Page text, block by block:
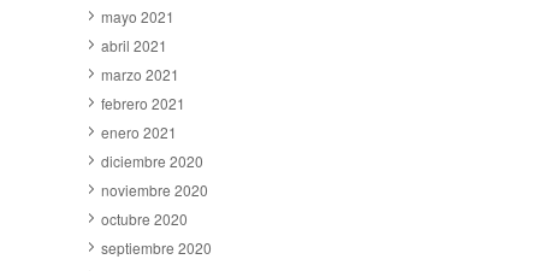
mayo 2021
abril 2021
marzo 2021
febrero 2021
enero 2021
diciembre 2020
noviembre 2020
octubre 2020
septiembre 2020